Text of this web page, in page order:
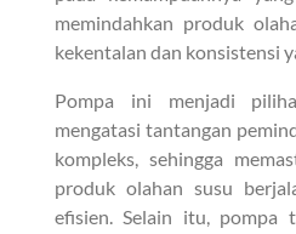
memindahkan produk
kekentalan dan konsistensi
Pompa ini menjadi
mengatasi tantangan
kompleks, sehingga
produk olahan susu
efisien. Selain itu, pompa